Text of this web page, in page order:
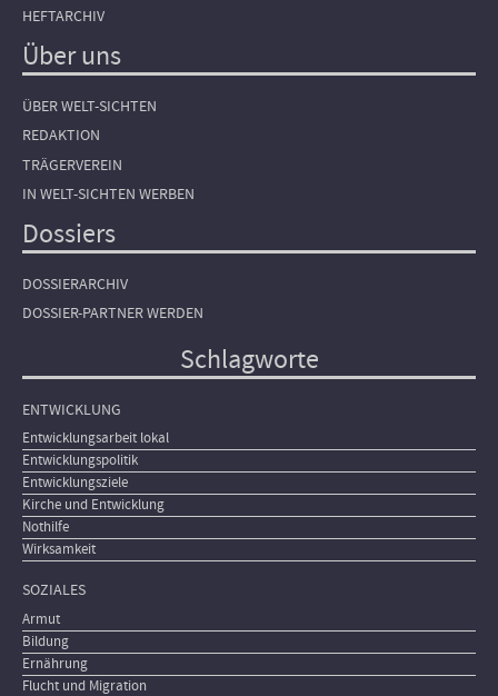
HEFTARCHIV
Über uns
ÜBER WELT-SICHTEN
REDAKTION
TRÄGERVEREIN
IN WELT-SICHTEN WERBEN
Dossiers
DOSSIERARCHIV
DOSSIER-PARTNER WERDEN
Schlagworte
ENTWICKLUNG
Entwicklungsarbeit lokal
Entwicklungspolitik
Entwicklungsziele
Kirche und Entwicklung
Nothilfe
Wirksamkeit
SOZIALES
Armut
Bildung
Ernährung
Flucht und Migration